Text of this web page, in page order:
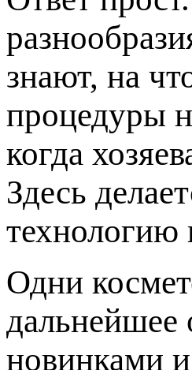
знают, на
процедуры
когда
Здесь
технологию
Одни
дальнейшее
новинками